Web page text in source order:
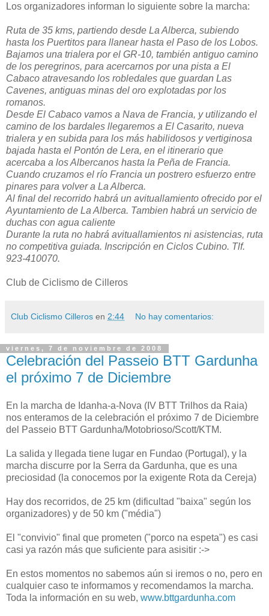
Los organizadores informan lo siguiente sobre la marcha:
Ruta de 35 kms, partiendo desde La Alberca, subiendo
hasta los Puertitos para llanear hasta el Paso de los Lobos.
Bajamos una trialera por el GR-10, también antiguo camino
de los peregrinos, para acercarnos por una pista a El
Cabaco atravesando los robledales que guardan Las
Cavenes, antiguas minas del oro explotadas por los
romanos.
Desde El Cabaco vamos a Nava de Francia, y utilizando el
camino de los bardales llegaremos a El Casarito, nueva
trialera y en subida para los más habilidosos y vertiginosa
bajada hasta el Pontón de Lera, en el itinerario que
acercaba a los Albercanos hasta la Peña de Francia.
Cuando cruzamos el río Francia un postrero esfuerzo entre
pinares para volver a La Alberca.
Al final del recorrido habrá un avituallamiento ofrecido por el
Ayuntamiento de La Alberca. Tambien habrá un servicio de
duchas con agua caliente
Durante la ruta no habrá avituallamientos ni asistencias, ruta
no competitiva guiada. Inscripción en Ciclos Cubino. Tlf.
923-410070.
Club de Ciclismo de Cilleros
Club Ciclismo Cilleros en 2:44 No hay comentarios:
viernes, 7 de noviembre de 2008
Celebración del Passeio BTT Gardunha
el próximo 7 de Diciembre
En la marcha de Idanha-a-Nova (IV BTT Trilhos da Raia)
nos enteramos de la celebración el próximo 7 de Diciembre
del Passeio BTT Gardunha/Motobrioso/Scott/KTM.
La salida y llegada tiene lugar en Fundao (Portugal), y la
marcha discurre por la Serra da Gardunha, que es una
preciosidad (la conocemos por la exigente Rota da Cereja)
Hay dos recorridos, de 25 km (dificultad "baixa" según los
organizadores) y de 50 km ("média")
El "convivio" final que prometen ("porco na espeta") es casi
casi ya razón más que suficiente para asisitir :->
En estos momentos no sabemos aún si iremos o no, pero en
cualquier caso te informamos y recomendamos la marcha.
Toda la información en su web, www.bttgardunha.com